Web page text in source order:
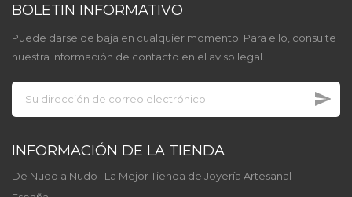
BOLETIN INFORMATIVO
Puede darse de baja en cualquier momento. Para ello, consulte
nuestra información de contacto en el aviso legal.
INFORMACIÓN DE LA TIENDA
De Nudo a Nudo | La Mejor Tienda de Joyería Artesanal